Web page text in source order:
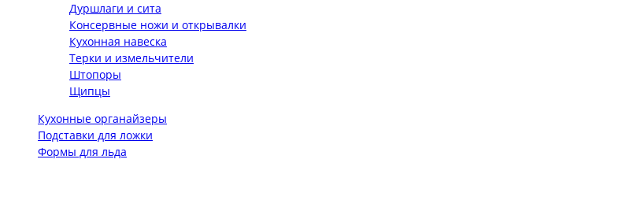
Дуршлаги и сита
Консервные ножи и открывалки
Кухонная навеска
Терки и измельчители
Штопоры
Щипцы
Кухонные органайзеры
Подставки для ложки
Формы для льда